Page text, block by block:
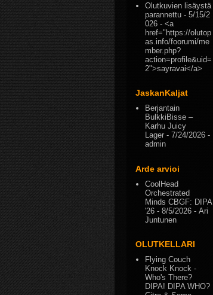
Olutkuvien lisäystä
parannettu - 5/15/2
026 - <a
href="https://olutop
as.info/foorumi/me
mber.php?
action=profile&uid=
2">sayravai</a>
JaskanKaljat
Berjantain
BulkkiBisse –
Karhu Juicy
Lager - 7/24/2026 -
admin
Arde arvioi
CoolHead
Orchestrated
Minds CBGF: DIPA
'26 - 8/5/2026 - Ari
Juntunen
OLUTKELLARI
Flying Couch
Knock Knock -
Who's There?
DIPA! DIPA WHO?